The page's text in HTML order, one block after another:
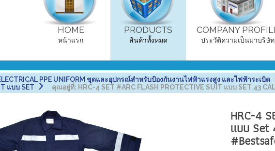
HOME
หน้าแรก
PRODUCTS
สินค้าทั้งหมด
COMPANY
ประวัติความเป็นมาบริษัท
PPE UNIFORM ชุดและอุปกรณ์สำหรับป้องกันงานไฟฟ้าแรงสูง และไฟฟ้าระเบิด
แบบ SET
คุณอยู่ที่: HRC-4 SET #ARC FLASH PROTECTIVE SUIT แบบ SET 43
HRC-4
แบบ Set